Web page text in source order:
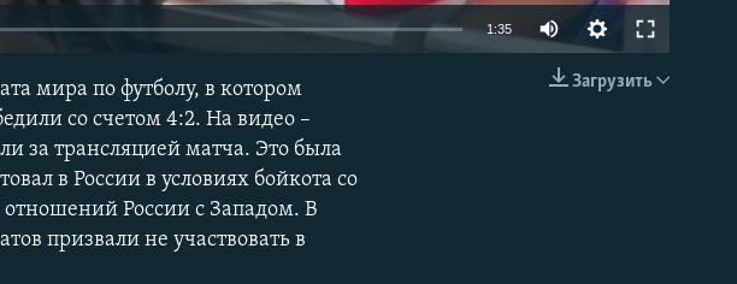
EMBED
1:35
Загрузить
мира по футболу, в котором
со счетом 4:2. На видео –
за трансляцией матча. Это была
в России в условиях бойкота со
России с Западом. В
призвали не участвовать в